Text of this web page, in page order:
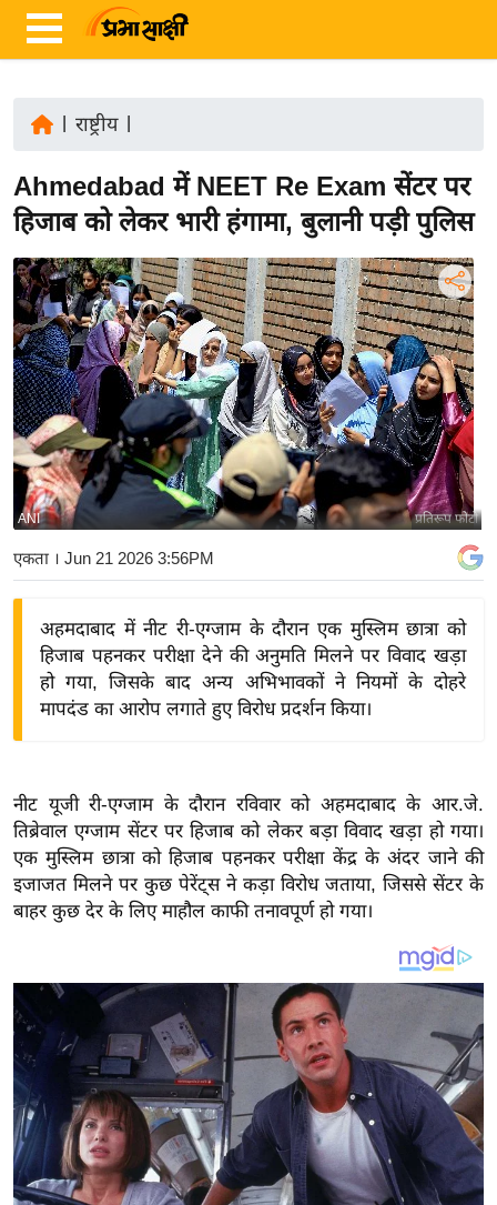
ज़ा
ख
र
रा
ष्ट्री
य
अं
त
र्रा
ष्ट्री
य
बि
ज़
द्यो
ग
त
वि
शे
ष
य
ब
ज
ट
खे
ल
क्रि
राष्ट्रीय|
Ahmedabad में NEET Re Exam सेंटर पर
हिजाब को लेकर भारी हंगामा, बुलानी पड़ी पुलिस
प्रतिरूप फोटो
ANI
एकता । Jun 21 2026 3:56PM
अहमदाबाद में नीट री-एग्जाम के दौरान एक मुस्लिम छात्रा को
हिजाब पहनकर परीक्षा देने की अनुमति मिलने पर विवाद खड़ा
हो गया, जिसके बाद अन्य अभिभावकों ने नियमों के दोहरे
मापदंड का आरोप लगाते हुए विरोध प्रदर्शन किया।
नीट यूजी री-एग्जाम के दौरान रविवार को अहमदाबाद के आर.जे.
तिब्रेवाल एग्जाम सेंटर पर हिजाब को लेकर बड़ा विवाद खड़ा हो गया।
एक मुस्लिम छात्रा को हिजाब पहनकर परीक्षा केंद्र के अंदर जाने की
इजाजत मिलने पर कुछ पेरेंट्स ने कड़ा विरोध जताया, जिससे सेंटर के
बाहर कुछ देर के लिए माहौल काफी तनावपूर्ण हो गया।